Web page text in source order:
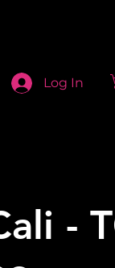
Log In
-